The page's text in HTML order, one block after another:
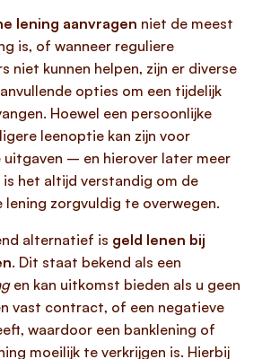
lening aanvragen niet de meest
is, of wanneer reguliere
niet kunnen helpen, zijn er diverse
opties om een tijdelijk
Hoewel een persoonlijke
leenoptie kan zijn voor
– en hierover later meer
het altijd verstandig om de
lening zorgvuldig te overwegen.
alternatief is geld lenen bij
. Dit staat bekend als een
en kan uitkomst bieden als u geen
vast contract, of een negatieve
waardoor een banklening of
moeilijk te verkrijgen is. Hierbij